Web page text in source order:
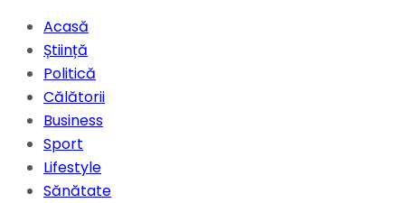
Acasă
Știință
Politică
Călătorii
Business
Sport
Lifestyle
Sănătate